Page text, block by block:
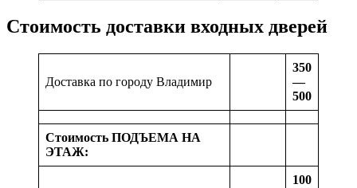
Стоимость доставки входных дверей
Доставка по городу Владимир
350
—
500
Стоимость ПОДЪЕМА НА
ЭТАЖ:
100